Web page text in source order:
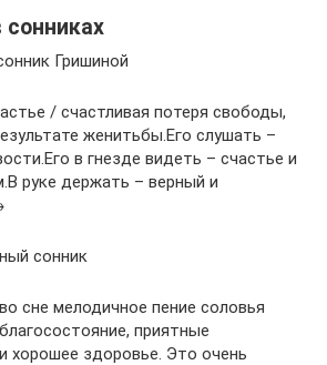
сонниках
Гришиной
/ счастливая потеря свободы,
женитьбы.Его слушать –
в гнезде видеть – счастье и
руке держать – верный и
сонник
сне мелодичное пение соловья
приятные
хорошее здоровье. Это очень